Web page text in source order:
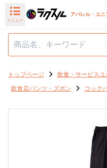
メニュー
アパレル・ユニ
トップページ
飲食・サービスユ
飲食店パンツ・ズボン
コック